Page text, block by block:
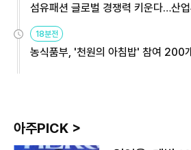
섬유패션 글로벌 경쟁력 키운다…산
18분전
농식품부, '천원의 아침밥' 참여 200
아주PICK >